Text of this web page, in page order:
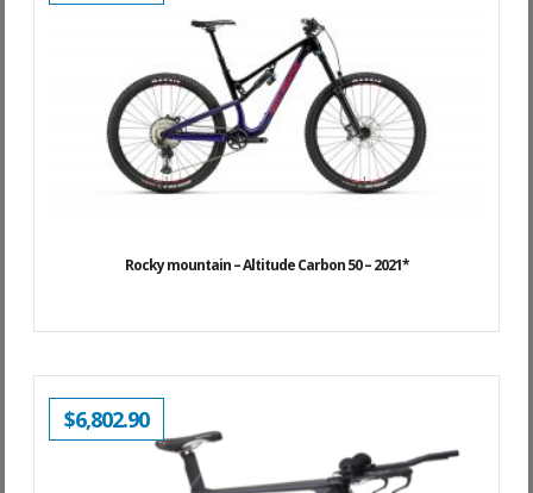
Rocky mountain – Altitude Carbon 50 – 2021*
$6,802.90